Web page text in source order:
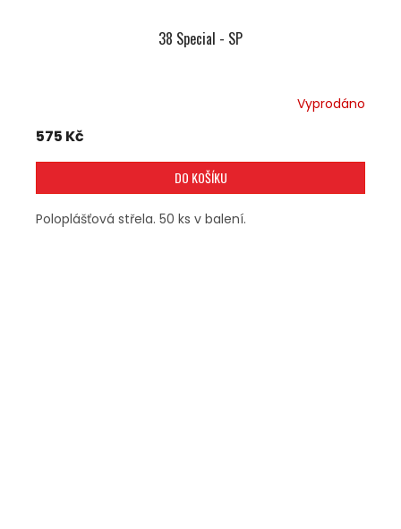
38 Special - SP
Vyprodáno
575 Kč
DO KOŠÍKU
Poloplášťová střela. 50 ks v balení.